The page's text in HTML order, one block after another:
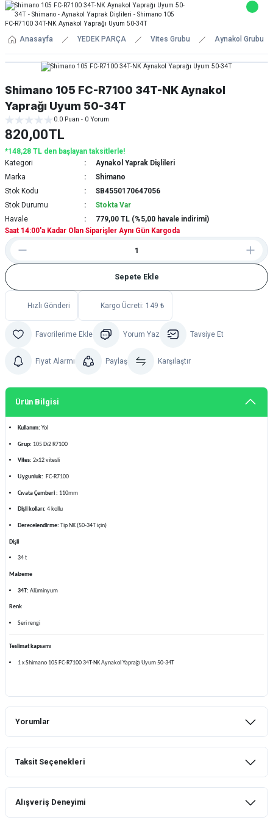
Anasayfa YEDEK PARÇA Vites Grubu Aynakol Grubu
Shimano 105 FC-R7100 34T-NK Aynakol
Yaprağı Uyum 50-34T
0.0 Puan - 0 Yorum
820,00TL
*148,28 TL den başlayan taksitlerle!
Kategori
Aynakol Yaprak Dişlileri
Marka
Shimano
Stok Kodu
SB4550170647056
Stok Durumu
Stokta Var
Havale
779,00 TL (%5,00 havale indirimi)
Saat 14:00'a Kadar Olan Siparişler Aynı Gün Kargoda
Sepete Ekle
Hızlı Gönderi Kargo Ücreti: 149 ₺
Yorum Yaz Tavsiye Et
Fiyat Alarmı Paylaş Karşılaştır
Ürün Bilgisi
Kullanım: Yol
Grup: 105 Di2 R7100
Vites: 2x12 vitesli
Uygunluk: FC-R7100
Cıvata Çemberi : 110mm
Dişli kolları: 4 kollu
Derecelendirme: Tip NK (50-34T için)
Dişli
34 t
Malzeme
34T: Alüminyum
Renk
Seri rengi
Teslimat kapsamı
1 x Shimano 105 FC-R7100 34T-NK Aynakol Yaprağı Uyum 50-34T
Yorumlar
Taksit Seçenekleri
Alışveriş Deneyimi